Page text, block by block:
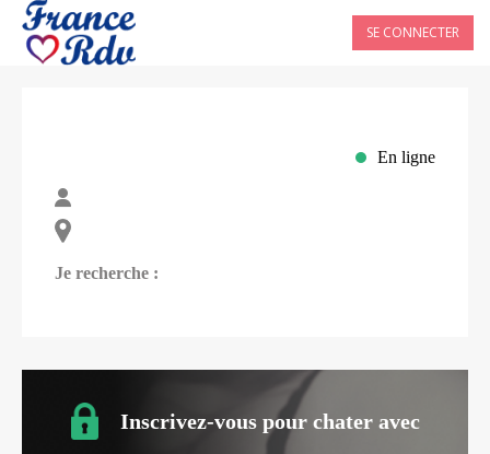
SE CONNECTER
En ligne
Je recherche :
Inscrivez-vous pour chater avec